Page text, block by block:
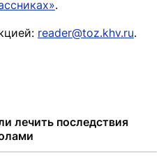
.
reader@toz.khv.ru.
лечить последствия